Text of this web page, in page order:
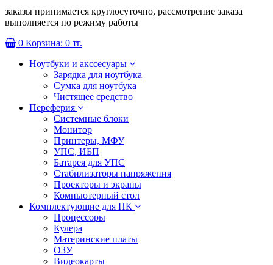
заказы принимается круглосуточно, рассмотрение заказа
выполняется по режиму работы
0 Корзина: 0 тг.
Ноутбуки и акссесуары
Зарядка для ноутбука
Сумка для ноутбука
Чистящее средство
Переферия
Системные блоки
Монитор
Принтеры, МФУ
УПС, ИБП
Батарея для УПС
Стабилизаторы напряжения
Проекторы и экраны
Компьютерный стол
Комплектующие для ПК
Процессоры
Кулера
Материнские платы
ОЗУ
Видеокарты